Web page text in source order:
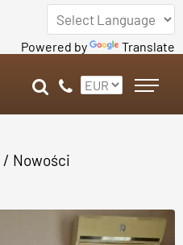
Powered by Translate
/ Nowości